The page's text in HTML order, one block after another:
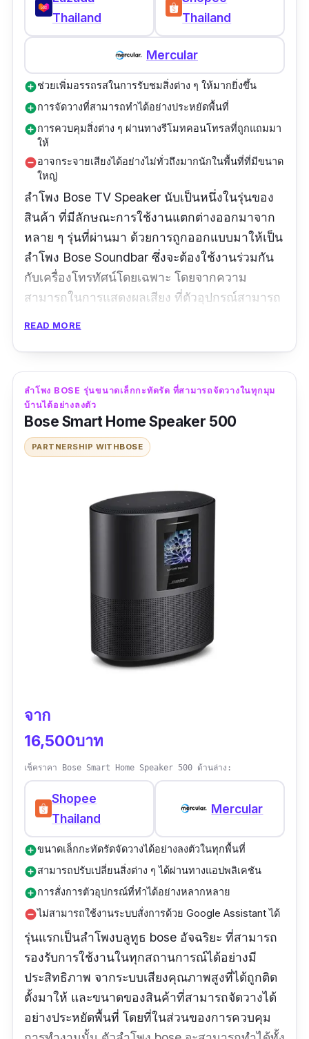
เพราะดีค่ะ การจัดส่งรวดเร็วดีค่ะ สินค้าได้ครบตาม
แบบที่สั่งเลยค่ะ
Thailand
Thailand
Mercular
add_circleช่วยเพิ่มอรรถรสในการรับชมสิ่งต่าง ๆ ให้มากยิ่งขึ้น
add_circleการจัดวางที่สามารถทำได้อย่างประหยัดพื้นที่
add_circleการควบคุมสิ่งต่าง ๆ ผ่านทางรีโมทคอนโทรลที่ถูกแถมมา
ให้
remove_circleอาจกระจายเสียงได้อย่างไม่ทั่วถึงมากนักในพื้นที่ที่มีขนาด
ใหญ่
ลำโพง Bose TV Speaker นับเป็นหนึ่งในรุ่นของ
สินค้า ที่มีลักษณะการใช้งานแตกต่างออกมาจาก
หลาย ๆ รุ่นที่ผ่านมา ด้วยการถูกออกแบบมาให้เป็น
ลำโพง Bose Soundbar ซึ่งจะต้องใช้งานร่วมกัน
กับเครื่องโทรทัศน์โดยเฉพาะ โดยจากความ
สามารถในการแสดงผลเสียง ที่ตัวอุปกรณ์สามารถ
อรรถรสแน่นอนครับ
ข้อมูลเฉพาะ
ขนาดสินค้า : 2.2" H x 23.4" W x 4" D
มาตรฐานการกันน้ำ : -
ระยะเวลาการใช้งานต่อ
คุณภาพเยี่ยมเลยคุณภาพเสียงสไตล์ Bose
ต่อทีวีดูหนัง ฟังเพลงเสียงดีขึ้นกว่าเดิม แต่เบสยังไม่
ตู้มต้ามมาก แต่ไม่ขี้เหร่ถือว่าเบสฟังเพลงเพราะ
READ MORE
ลำโพง BOSE รุ่นขนาดเล็กกะทัดรัด ที่สามารถจัดวางในทุกมุม
บ้านได้อย่างลงตัว
Bose Smart Home Speaker 500
PARTNERSHIP WITHBOSE
จาก
16,500บาท
เช็คราคา Bose Smart Home Speaker 500 ด้านล่าง:
Shopee
Thailand
Mercular
add_circleขนาดเล็กกะทัดรัดจัดวางได้อย่างลงตัวในทุกพื้นที่
add_circleสามารถปรับเปลี่ยนสิ่งต่าง ๆ ได้ผ่านทางแอปพลิเคชัน
add_circleการสั่งการตัวอุปกรณ์ที่ทำได้อย่างหลากหลาย
remove_circleไม่สามารถใช้งานระบบสั่งการด้วย Google Assistant ได้
รุ่นแรกเป็นลำโพงบลูทูธ bose อัจฉริยะ ที่สามารถ
รองรับการใช้งานในทุกสถานการณ์ได้อย่างมี
ประสิทธิภาพ จากระบบเสียงคุณภาพสูงที่ได้ถูกติด
ตั้งมาให้ และขนาดของสินค้าที่สามารถจัดวางได้
อย่างประหยัดพื้นที่ โดยที่ในส่วนของการควบคุม